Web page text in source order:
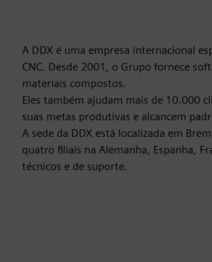
A DDX é uma empresa internacional
CNC. Desde 2001, o Grupo fornece
materiais compostos.
Eles também ajudam mais de 10.000
suas metas produtivas e alcancem
A sede da DDX está localizada em
quatro filiais na Alemanha, Espanha,
técnicos e de suporte.